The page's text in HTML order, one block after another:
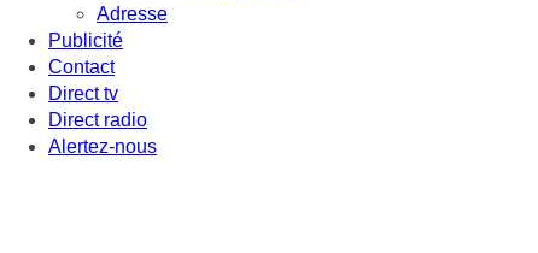
Adresse
Publicité
Contact
Direct tv
Direct radio
Alertez-nous